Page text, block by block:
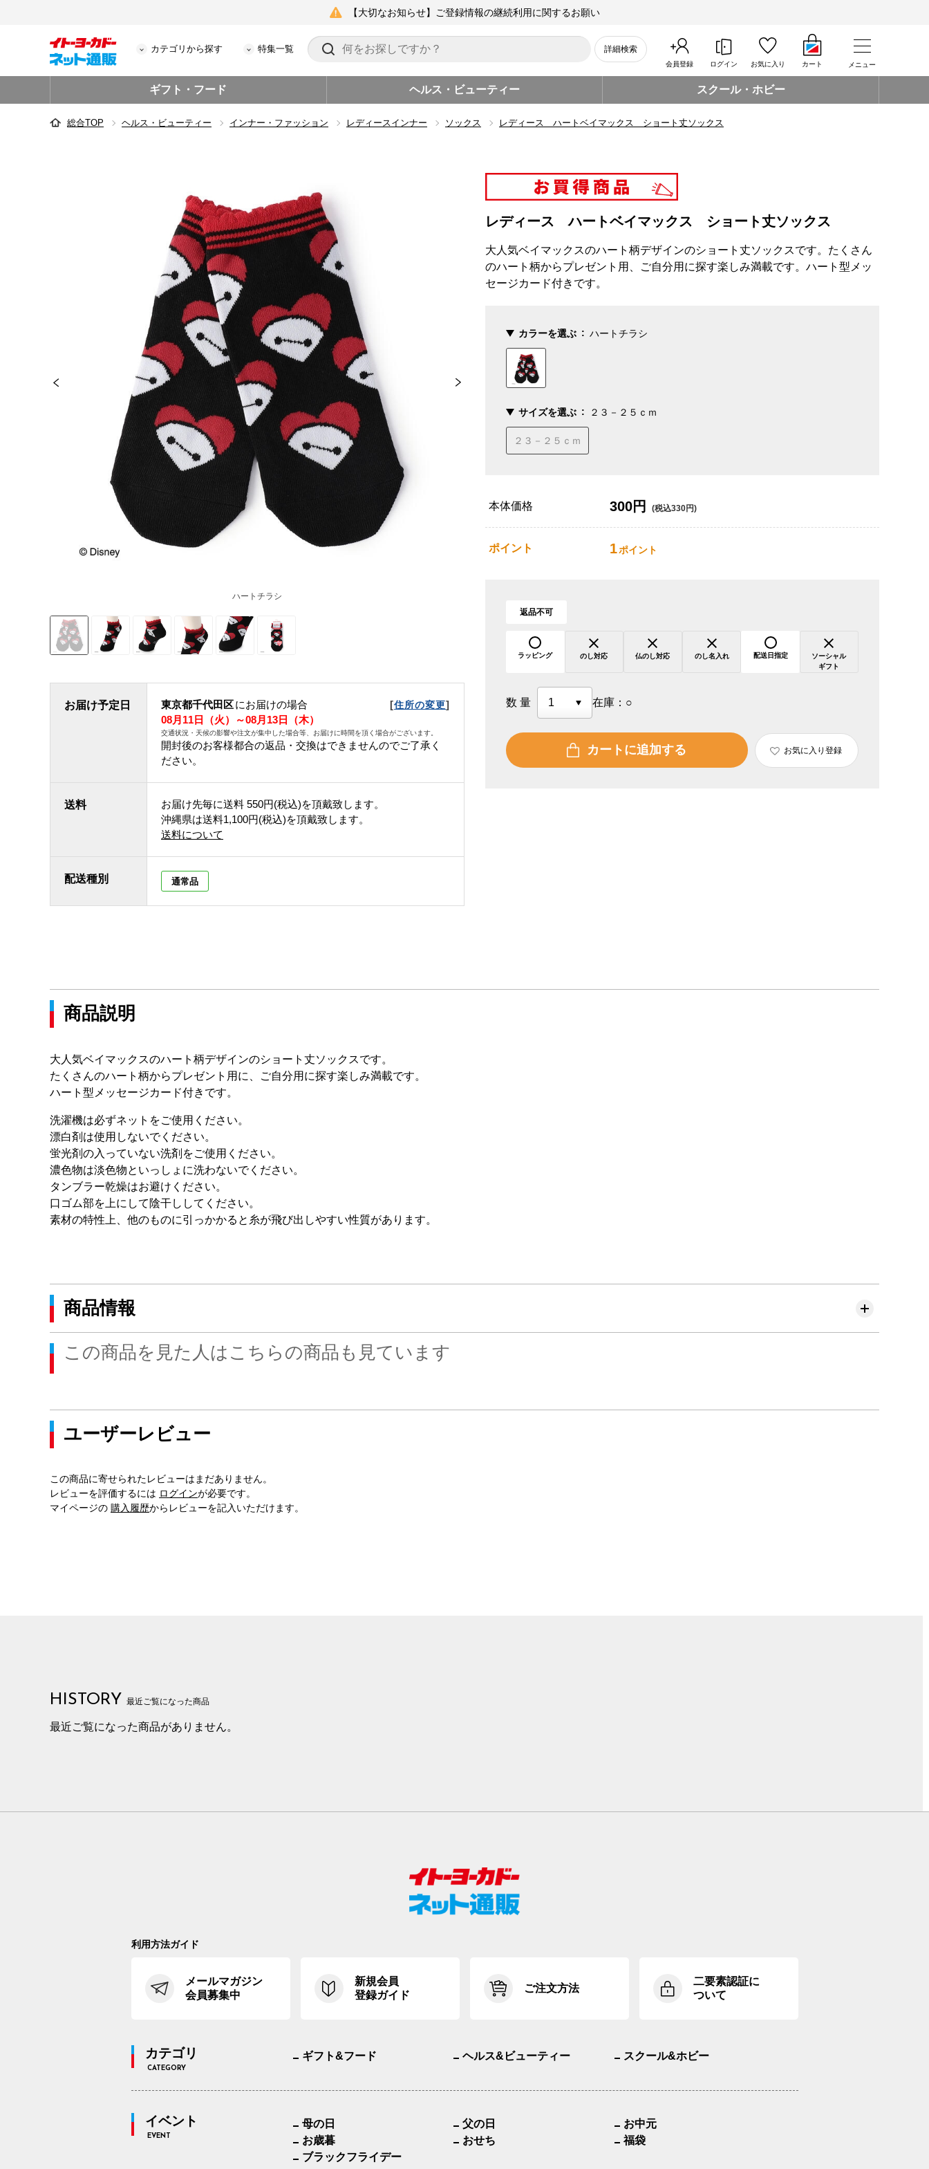
【大切なお知らせ】ご登録情報の継続利用に関するお願い
カテゴリから探す 特集一覧 詳細検索
会員登録 ログイン お気に入り カート メニュー
ギフト・フード ヘルス・ビューティー スクール・ホビー
総合TOP ヘルス・ビューティー インナー・ファッション レディースインナー ソックス レディース ハートベイマックス ショート丈ソックス
ハートチラシ
お届け予定日 東京都千代田区にお届けの場合 [住所の変更]
08月11日（火）～08月13日（木）
交通状況・天候の影響や注文が集中した場合等、お届けに時間を頂く場合がございます。
開封後のお客様都合の返品・交換はできませんのでご了承く
ださい。
送料 お届け先毎に送料 550円(税込)を頂戴致します。
沖縄県は送料1,100円(税込)を頂戴致します。
送料について
配送種別 通常品
レディース ハートベイマックス ショート丈ソックス
大人気ベイマックスのハート柄デザインのショート丈ソックスです。たくさん
のハート柄からプレゼント用、ご自分用に探す楽しみ満載です。ハート型メッ
セージカード付きです。
カラーを選ぶ ハートチラシ
サイズを選ぶ ２３－２５ｃｍ
２３－２５ｃｍ
本体価格 300円 (税込330円)
ポイント 1ポイント
返品不可
ラッピング のし対応 仏のし対応 のし名入れ 配送日指定
ソーシャル
ギフト
数量 在庫： ○
カートに追加する お気に入り登録
商品説明
大人気ベイマックスのハート柄デザインのショート丈ソックスです。
たくさんのハート柄からプレゼント用に、ご自分用に探す楽しみ満載です。
ハート型メッセージカード付きです。
洗濯機は必ずネットをご使用ください。
漂白剤は使用しないでください。
蛍光剤の入っていない洗剤をご使用ください。
濃色物は淡色物といっしょに洗わないでください。
タンブラー乾燥はお避けください。
口ゴム部を上にして陰干ししてください。
素材の特性上、他のものに引っかかると糸が飛び出しやすい性質があります。
商品情報
この商品を見た人はこちらの商品も見ています
ユーザーレビュー
この商品に寄せられたレビューはまだありません。
レビューを評価するには ログインが必要です。
マイページの 購入履歴からレビューを記入いただけます。
HISTORY 最近ご覧になった商品
最近ご覧になった商品がありません。
利用方法ガイド
メールマガジン
会員募集中
新規会員
登録ガイド
ご注文方法
二要素認証に
ついて
カテゴリ
CATEGORY
ギフト&フード ヘルス&ビューティー スクール&ホビー
イベント
EVENT
母の日 父の日
お中元
お歳暮
おせち
福袋
ブラックフライデー